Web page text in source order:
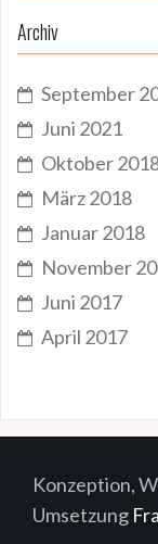
Archiv
September
Juni 2021
Oktober
März 2018
Januar 2018
November
Juni 2017
April 2017
Konzeption,
Umsetzung